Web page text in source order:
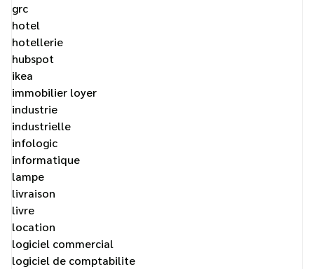
grc
hotel
hotellerie
hubspot
ikea
immobilier loyer
industrie
industrielle
infologic
informatique
lampe
livraison
livre
location
logiciel commercial
logiciel de comptabilite